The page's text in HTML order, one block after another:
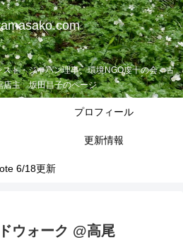
ト・ジャパン理事、環境NGO虔十の会、古
店主 坂田昌子のページ
プロフィール
更新情報
6/18更新
ウォーク @高尾